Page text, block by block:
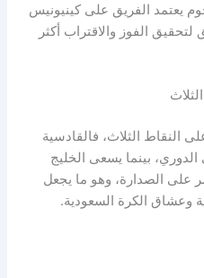
يعتمد الفريق على كينيونيس
الفوز والاقتراب أكثر
النقاط الثلاث، فالقادسية
بينما يسعى الخليج
على الصدارة، وهو ما يجعل
وعشاق الكرة السعودية.